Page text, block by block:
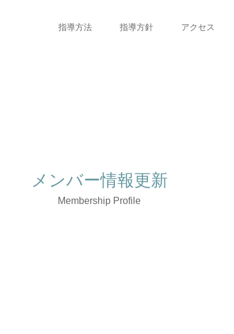
指導方法 指導方針 アクセス
メンバー情報更新
Membership Profile